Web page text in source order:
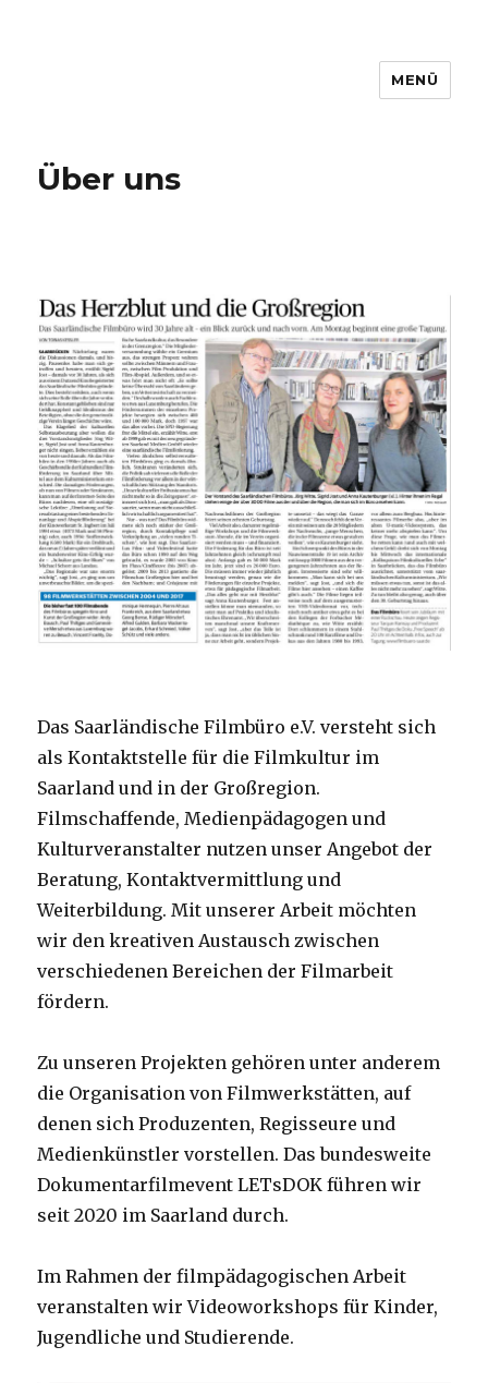
MENÜ
Über uns
Das Saarländische Filmbüro e.V. versteht sich
als Kontaktstelle für die Filmkultur im
Saarland und in der Großregion.
Filmschaffende, Medienpädagogen und
Kulturveranstalter nutzen unser Angebot der
Beratung, Kontaktvermittlung und
Weiterbildung. Mit unserer Arbeit möchten
wir den kreativen Austausch zwischen
verschiedenen Bereichen der Filmarbeit
fördern.
Zu unseren Projekten gehören unter anderem
die Organisation von Filmwerkstätten, auf
denen sich Produzenten, Regisseure und
Medienkünstler vorstellen. Das bundesweite
Dokumentarfilmevent LETsDOK führen wir
seit 2020 im Saarland durch.
Im Rahmen der filmpädagogischen Arbeit
veranstalten wir Videoworkshops für Kinder,
Jugendliche und Studierende.